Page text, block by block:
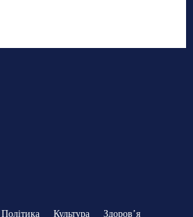
Політика Культура
Здоровʼя